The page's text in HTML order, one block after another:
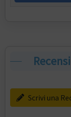
Scrivi una